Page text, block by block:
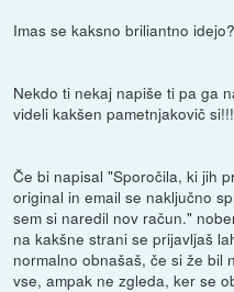
Imas se kaksno briliantno
Nekdo ti nekaj napiše ti pa ga
videli kakšen pametnjakovič si!!!
Če bi napisal "Sporočila, ki jih
original in email se naključno
sem si naredil nov račun."
na kakšne strani se prijavljaš
normalno obnašaš, če si že bil
vse, ampak ne zgleda, ker se